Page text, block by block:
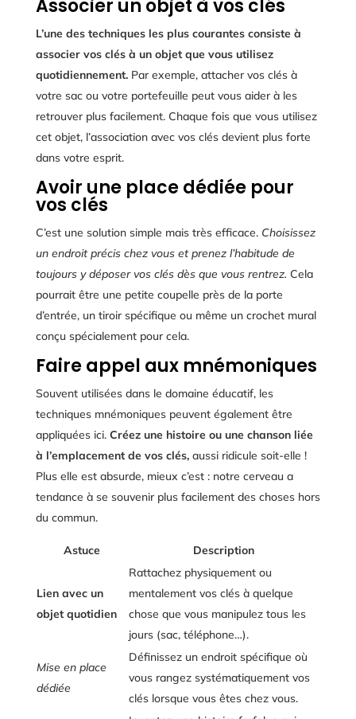
Associer un objet à vos clés
L’une des techniques les plus courantes consiste à
associer vos clés à un objet que vous utilisez
quotidiennement.Par exemple, attacher vos clés à
votre sac ou votre portefeuille peut vous aider à les
retrouver plus facilement. Chaque fois que vous utilisez
cet objet, l’association avec vos clés devient plus forte
dans votre esprit.
Avoir une place dédiée pour
vos clés
C’est une solution simple mais très efficace. Choisissez
un endroit précis chez vous et prenez l’habitude de
toujours y déposer vos clés dès que vous rentrez. Cela
pourrait être une petite coupelle près de la porte
d’entrée, un tiroir spécifique ou même un crochet mural
conçu spécialement pour cela.
Faire appel aux mnémoniques
Souvent utilisées dans le domaine éducatif, les
techniques mnémoniques peuvent également être
appliquées ici. Créez une histoire ou une chanson liée
à l’emplacement de vos clés,aussi ridicule soit-elle !
Plus elle est absurde, mieux c’est : notre cerveau a
tendance à se souvenir plus facilement des choses hors
du commun.
Astuce Description
Lien avec un
objet quotidien
Rattachez physiquement ou
mentalement vos clés à quelque
chose que vous manipulez tous les
jours (sac, téléphone…).
Mise en place
dédiée
Définissez un endroit spécifique où
vous rangez systématiquement vos
clés lorsque vous êtes chez vous.